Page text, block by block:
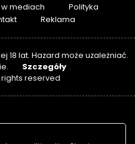
w mediach
Polityka
Reklama
18 lat. Hazard może uzależniać.
Szczegóły
reserved